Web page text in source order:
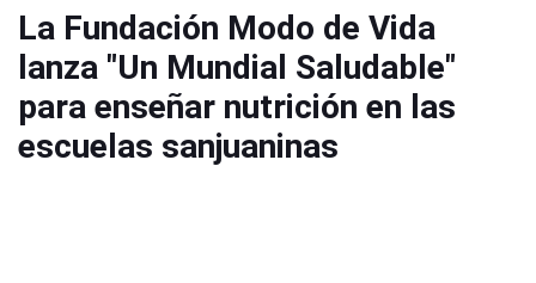
La Fundación Modo de Vida
lanza "Un Mundial Saludable"
para enseñar nutrición en las
escuelas sanjuaninas